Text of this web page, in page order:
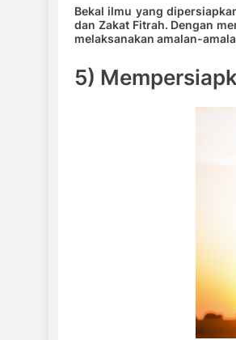
Bekal ilmu yang
dan Zakat Fitrah. Dengan
melaksanakan amalan-
5)